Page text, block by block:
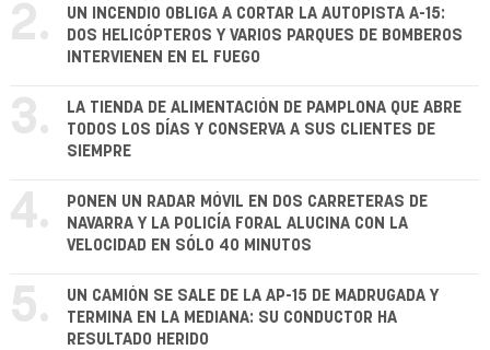
2.
UN INCENDIO OBLIGA A CORTAR LA AUTOPISTA A-15:
DOS HELICÓPTEROS Y VARIOS PARQUES DE BOMBEROS
INTERVIENEN EN EL FUEGO
3.
LA TIENDA DE ALIMENTACIÓN DE PAMPLONA QUE ABRE
TODOS LOS DÍAS Y CONSERVA A SUS CLIENTES DE
SIEMPRE
4.
PONEN UN RADAR MÓVIL EN DOS CARRETERAS DE
NAVARRA Y LA POLICÍA FORAL ALUCINA CON LA
VELOCIDAD EN SÓLO 40 MINUTOS
5.
UN CAMIÓN SE SALE DE LA AP-15 DE MADRUGADA Y
TERMINA EN LA MEDIANA: SU CONDUCTOR HA
RESULTADO HERIDO